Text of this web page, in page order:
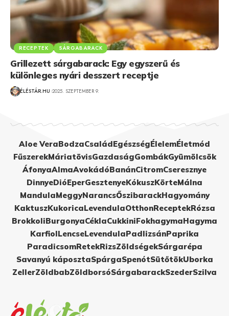
RECEPTEK SÁRGABARACK
Grillezett sárgabarack: Egy egyszerű és
különleges nyári desszert receptje
ÉLÉSTÁR.HU 2025. SZEPTEMBER 9.
Aloe VeraBodzaCsaládEgészségÉlelemÉletmód
FűszerekMáriatövisGazdaságGombákGyümölcsök
ÁfonyaAlmaAvokádóBanánCitromCseresznye
DinnyeDióEperGesztenyeKókuszKörteMálna
MandulaMeggyNarancsŐszibarackHagyomány
KaktuszKukoricaLevendulaOtthonReceptekRózsa
BrokkoliBurgonyaCéklaCukkiniFokhagymaHagyma
KarfiolLencseLevendulaPadlizsánPaprika
ParadicsomRetekRizsZöldségekSárgarépa
Savanyú káposztaSpárgaSpenótSütőtökUborka
ZellerZöldbabZöldborsóSárgabarackSzederSzilva